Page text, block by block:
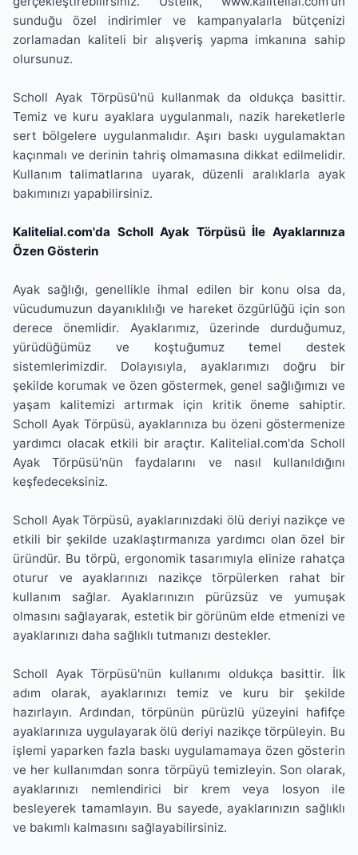
sunduğu özel indirimler ve kampanyalarla bütçenizi
zorlamadan kaliteli bir alışveriş yapma imkanına sahip
olursunuz.
Scholl Ayak Törpüsü'nü kullanmak da oldukça basittir.
Temiz ve kuru ayaklara uygulanmalı, nazik hareketlerle
sert bölgelere uygulanmalıdır. Aşırı baskı uygulamaktan
kaçınmalı ve derinin tahriş olmamasına dikkat edilmelidir.
Kullanım talimatlarına uyarak, düzenli aralıklarla ayak
bakımınızı yapabilirsiniz.
Kalitelial.com'da Scholl Ayak Törpüsü İle Ayaklarınıza
Özen Gösterin
Ayak sağlığı, genellikle ihmal edilen bir konu olsa da,
vücudumuzun dayanıklılığı ve hareket özgürlüğü için son
derece önemlidir. Ayaklarımız, üzerinde durduğumuz,
yürüdüğümüz ve koştuğumuz temel destek
sistemlerimizdir. Dolayısıyla, ayaklarımızı doğru bir
şekilde korumak ve özen göstermek, genel sağlığımızı ve
yaşam kalitemizi artırmak için kritik öneme sahiptir.
Scholl Ayak Törpüsü, ayaklarınıza bu özeni göstermenize
yardımcı olacak etkili bir araçtır. Kalitelial.com'da Scholl
Ayak Törpüsü'nün faydalarını ve nasıl kullanıldığını
keşfedeceksiniz.
Scholl Ayak Törpüsü, ayaklarınızdaki ölü deriyi nazikçe ve
etkili bir şekilde uzaklaştırmanıza yardımcı olan özel bir
üründür. Bu törpü, ergonomik tasarımıyla elinize rahatça
oturur ve ayaklarınızı nazikçe törpülerken rahat bir
kullanım sağlar. Ayaklarınızın pürüzsüz ve yumuşak
olmasını sağlayarak, estetik bir görünüm elde etmenizi ve
ayaklarınızı daha sağlıklı tutmanızı destekler.
Scholl Ayak Törpüsü'nün kullanımı oldukça basittir. İlk
adım olarak, ayaklarınızı temiz ve kuru bir şekilde
hazırlayın. Ardından, törpünün pürüzlü yüzeyini hafifçe
ayaklarınıza uygulayarak ölü deriyi nazikçe törpüleyin. Bu
işlemi yaparken fazla baskı uygulamamaya özen gösterin
ve her kullanımdan sonra törpüyü temizleyin. Son olarak,
ayaklarınızı nemlendirici bir krem veya losyon ile
besleyerek tamamlayın. Bu sayede, ayaklarınızın sağlıklı
ve bakımlı kalmasını sağlayabilirsiniz.